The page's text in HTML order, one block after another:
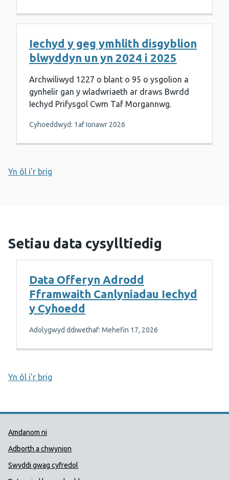
Iechyd y geg ymhlith disgyblion
blwyddyn un yn 2024 i 2025
Archwiliwyd 1227 o blant o 95 o ysgolion a
gynhelir gan y wladwriaeth ar draws Bwrdd
Iechyd Prifysgol Cwm Taf Morgannwg.
Cyhoeddwyd: 1af Ionawr 2026
Yn ôl i'r brig
Setiau data cysylltiedig
Data Offeryn Adrodd
Fframwaith Canlyniadau Iechyd
y Cyhoedd
Adolygwyd ddiwethaf: Mehefin 17, 2026
Yn ôl i'r brig
Dolenni Cymorth Iechyd
Amdanom ni
Adborth a chwynion
Swyddi gwag cyfredol